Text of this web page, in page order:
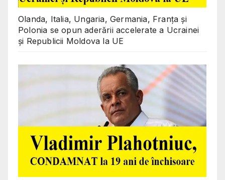
Olanda, Italia, Ungaria, Germania, Franța și
Polonia se opun aderării accelerate a Ucrainei
și Republicii Moldova la UE